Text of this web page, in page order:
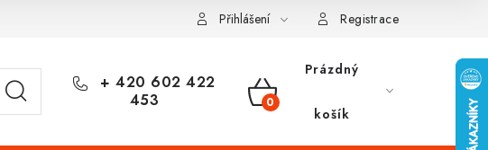
Zabezpečení firem (administrativních budov) a
Přihlášení Registrace
+ 420 602 422
453
NÁKUPNÍ
Prázdný
košík